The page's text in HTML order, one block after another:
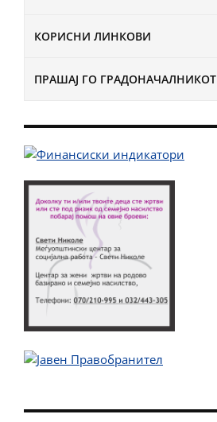
КОРИСНИ ЛИНКОВИ
ПРАШАЈ ГО ГРАДОНАЧАЛНИКОТ